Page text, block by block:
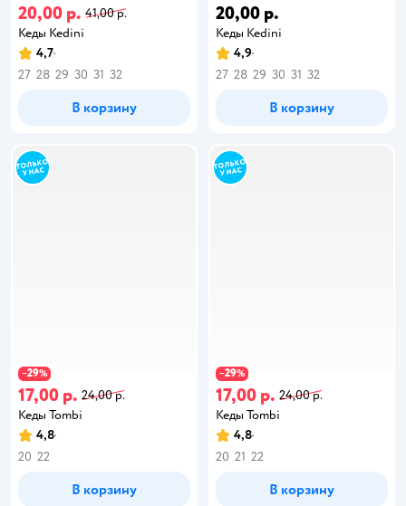
20,00 р. 41,00 р.
Кеды Kedini
4,7
27 28 29 30 31 32
В корзину
20,00 р.
Кеды Kedini
4,9
27 28 29 30 31 32
В корзину
−29%
17,00 р. 24,00 р.
Кеды Tombi
4,8
20 22
В корзину
−29%
17,00 р. 24,00 р.
Кеды Tombi
4,8
20 21 22
В корзину